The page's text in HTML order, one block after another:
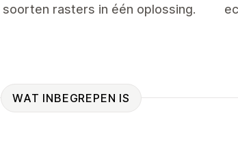
soorten rasters in één oplossing.
WAT INBEGREPEN IS